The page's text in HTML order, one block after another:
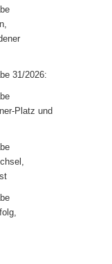
31/2026:
Platz und